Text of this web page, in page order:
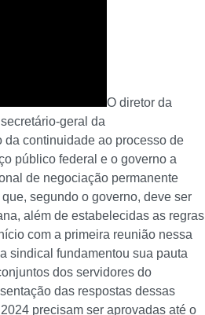
O diretor da
geral da
continuidade ao processo de
público federal e o governo a
de negociação permanente
segundo o governo, deve ser
além de estabelecidas as regras
com a primeira reunião nessa
sindical fundamentou sua pauta
dos servidores do
das respostas dessas
precisam ser aprovadas até o